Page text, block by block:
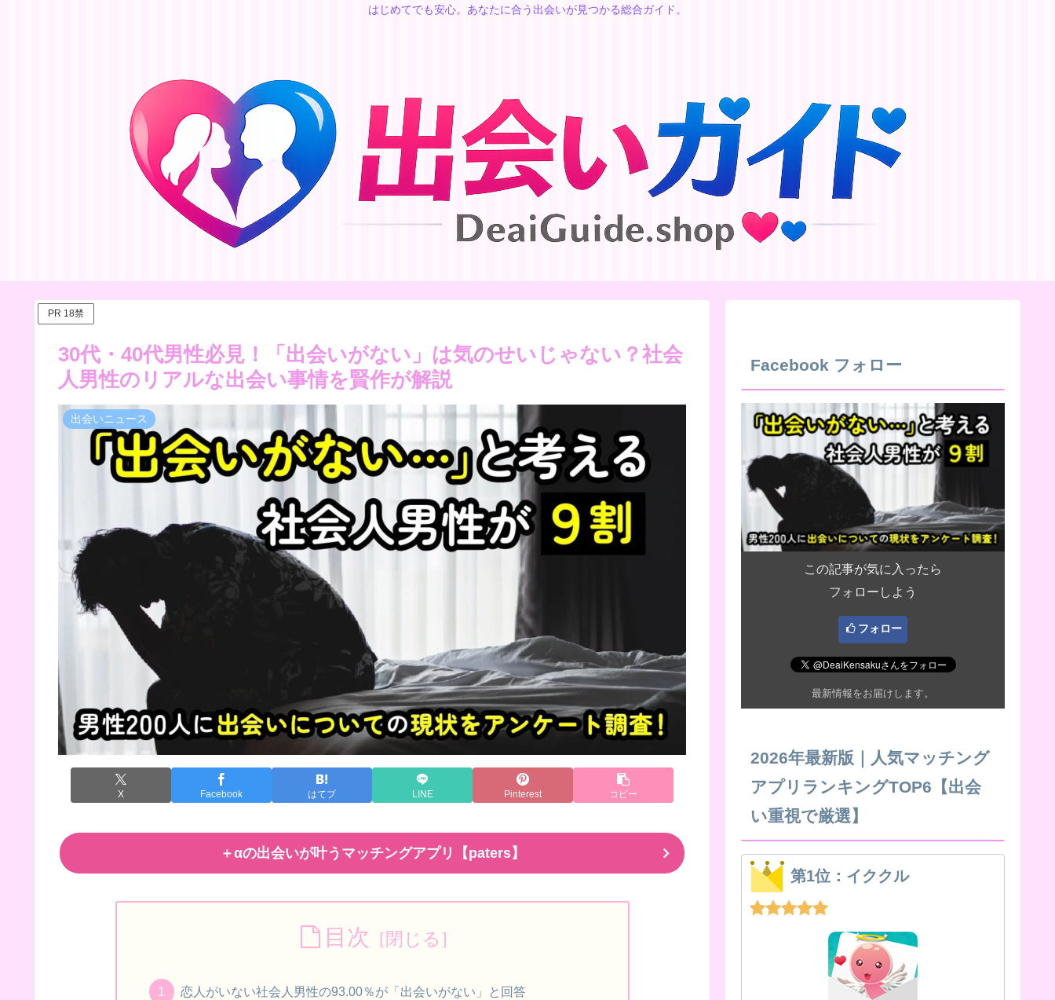
はじめてでも安心。あなたに合う出会いが見つかる総合ガイド。
PR 18禁
30代・40代男性必見！「出会いがない」は気のせいじゃない？社会
人男性のリアルな出会い事情を賢作が解説
出会いニュース
X Facebook はてブ LINE Pinterest コピー
＋αの出会いが叶うマッチングアプリ【paters】
目次
恋人がいない社会人男性の93.00％が「出会いがない」と回答
Facebook フォロー
この記事が気に入ったら
フォローしよう
フォロー
最新情報をお届けします。
2026年最新版｜人気マッチング
アプリランキングTOP6【出会
い重視で厳選】
第1位：イククル